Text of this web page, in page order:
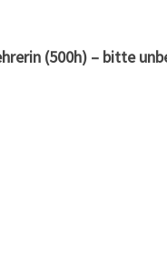
(500h) – bitte